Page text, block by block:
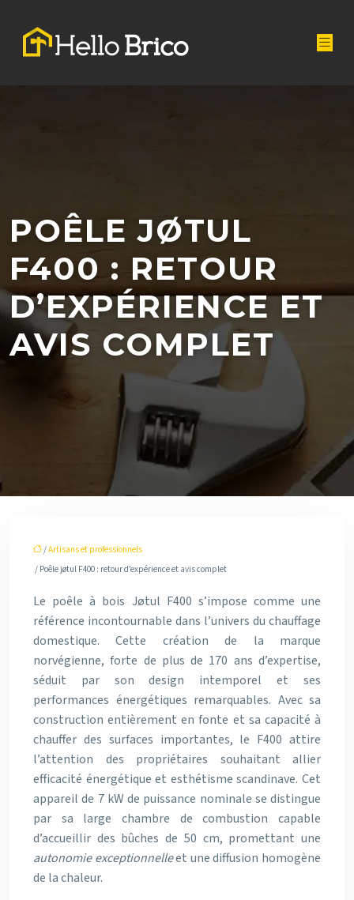
POÊLE JØTUL
F400 : RETOUR
D’EXPÉRIENCE ET
AVIS COMPLET
/Artisans et professionnels
/ Poêle jøtul F400 : retour d’expérience et avis complet
Le poêle à bois Jøtul F400 s’impose comme une
référence incontournable dans l’univers du chauffage
domestique. Cette création de la marque
norvégienne, forte de plus de 170 ans d’expertise,
séduit par son design intemporel et ses
performances énergétiques remarquables. Avec sa
construction entièrement en fonte et sa capacité à
chauffer des surfaces importantes, le F400 attire
l’attention des propriétaires souhaitant allier
efficacité énergétique et esthétisme scandinave. Cet
appareil de 7 kW de puissance nominale se distingue
par sa large chambre de combustion capable
d’accueillir des bûches de 50 cm, promettant une
autonomie exceptionnelleet une diffusion homogène
de la chaleur.